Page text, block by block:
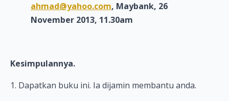
ahmad@yahoo.com, Maybank, 26
November 2013, 11.30am
Kesimpulannya.
1. Dapatkan buku ini. Ia dijamin membantu anda.